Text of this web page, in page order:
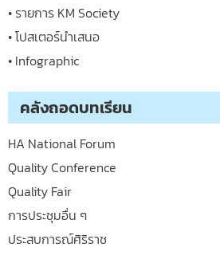
• รายการ KM Society
• โปสเตอร์นำเสนอ
• Infographic
คลังถอดบทเรียน
HA National Forum
Quality Conference
Quality Fair
การประชุมอื่น ๆ
ประสบการณ์ศิริราช